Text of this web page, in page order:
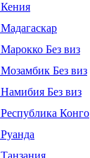
Кения
Мадагаскар
Марокко Без виз
Мозамбик Без виз
Намибия Без виз
Республика Конго
Руанда
Танзания